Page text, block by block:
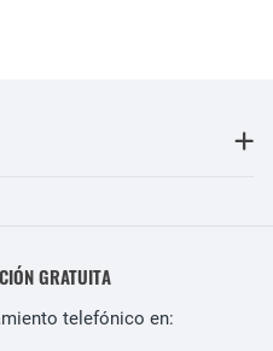
GRATUITA
telefónico en: